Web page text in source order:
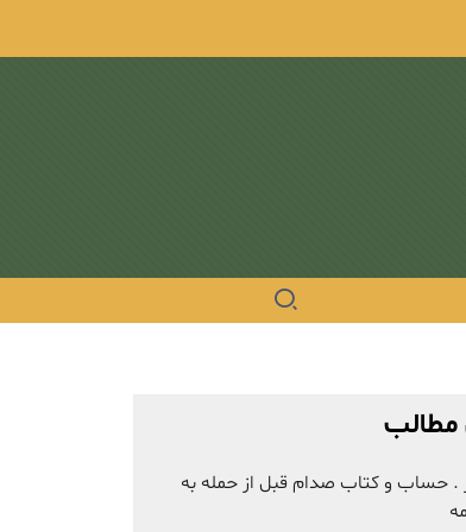
. حساب و کتاب صدام قبل از حمله به